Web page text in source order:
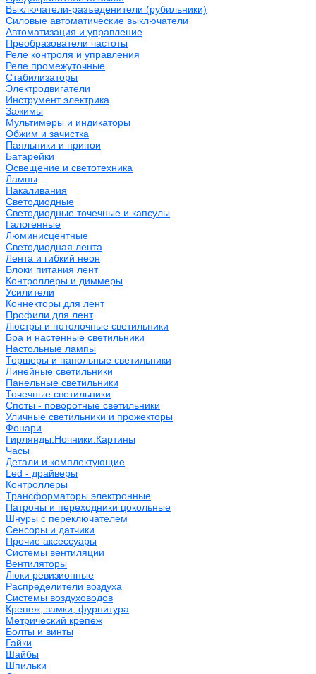
Выключатели-разъеденители (рубильники)
Силовые автоматические выключатели
Автоматизация и управление
Преобразователи частоты
Реле контроля и управления
Реле промежуточные
Стабилизаторы
Электродвигатели
Инструмент электрика
Зажимы
Мультимеры и индикаторы
Обжим и зачистка
Паяльники и припои
Батарейки
Освещение и светотехника
Лампы
Накаливания
Светодиодные
Светодиодные точечные и капсулы
Галогенные
Люминисцентные
Светодиодная лента
Лента и гибкий неон
Блоки питания лент
Контроллеры и диммеры
Усилители
Коннекторы для лент
Профили для лент
Люстры и потолочные светильники
Бра и настенные светильники
Настольные лампы
Торшеры и напольные светильники
Линейные светильники
Панельные светильники
Точечные светильники
Споты - поворотные светильники
Уличные светильники и прожекторы
Фонари
Гирлянды.Ночники.Картины
Часы
Детали и комплектующие
Led - драйверы
Контроллеры
Трансформаторы электронные
Патроны и переходники цокольные
Шнуры с переключателем
Сенсоры и датчики
Прочие аксессуары
Системы вентиляции
Вентиляторы
Люки ревизионные
Распределители воздуха
Системы воздуховодов
Крепеж, замки, фурнитура
Метрический крепеж
Болты и винты
Гайки
Шайбы
Шпильки